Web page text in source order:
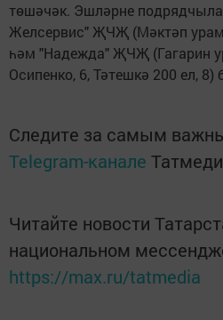
төшәчәк. Эшләрне
Желсервис" ҖЧҖ (Мәктәп
һәм "Надежда" ҖЧҖ (Гагарин
Осипенко, 6, Тәтешкә 200 ел, 8)
Следите за самым
Telegram-канале
Читайте новости
национальном
https://max.ru/tatmedia